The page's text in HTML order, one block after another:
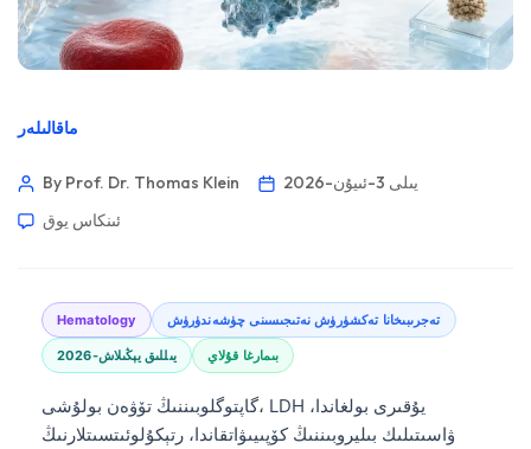
ماقالىلەر
By Prof. Dr. Thomas Klein
2026-يىلى 3-ئىيۇن
ئىنكاس يوق
Hematology تەجرىبىخانا تەكشۈرۈش نەتىجىسىنى چۈشەندۈرۈش
2026-يىللىق يېڭىلاش بىمارغا قۇلاي
گاپتوگلوبىننىڭ تۆۋەن بولۇشى، LDH يۇقىرى بولغاندا،
ۋاسىتىلىك بىليروبىننىڭ كۆپىيىۋاتقاندا، رتېكۇلوئىتسىتلارنىڭ